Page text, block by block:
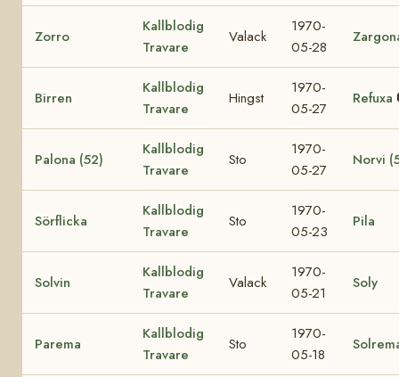
Zorro
Kallblodig
Travare
Valack
1970-
05-28
Birren
Kallblodig
Travare
Hingst
1970-
05-27
Refuxa
Palona (52)
Kallblodig
Travare
Sto
1970-
05-27
Norvi
Sörflicka
Kallblodig
Travare
Sto
1970-
05-23
Pila
Solvin
Kallblodig
Travare
Valack
1970-
05-21
Soly
Parema
Kallblodig
Travare
Sto
1970-
05-18